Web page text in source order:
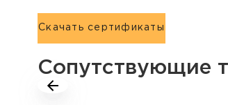
Скачать сертификаты
Сопутствующие